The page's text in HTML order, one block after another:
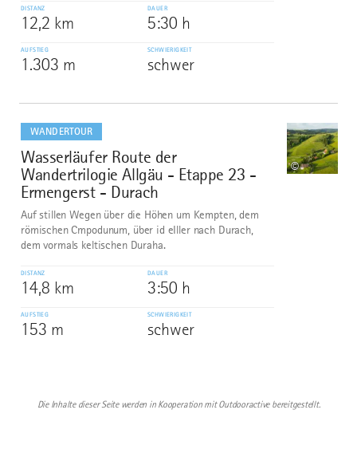
DISTANZ
12,2 km
DAUER
5:30 h
AUFSTIEG
1.303 m
SCHWIERIGKEIT
schwer
WANDERTOUR
10
Wasserläufer Route der
Wandertrilogie Allgäu - Etappe 23 -
Ermengerst - Durach
©
Auf stillen Wegen über die Höhen um Kempten, dem
römischen Cmpodunum, über id eIller nach Durach,
dem vormals keltischen Duraha.
DISTANZ
14,8 km
DAUER
3:50 h
AUFSTIEG
153 m
SCHWIERIGKEIT
schwer
dazu
Die Inhalte dieser Seite werden in Kooperation mit Outdooractive bereitgestellt.